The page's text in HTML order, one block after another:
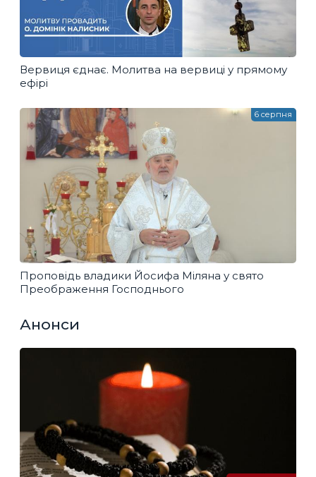
Вервиця єднає. Молитва на вервиці у прямому
ефірі
Проповідь владики Йосифа Міляна у свято
Преображення Господнього
6 серпня
Анонси